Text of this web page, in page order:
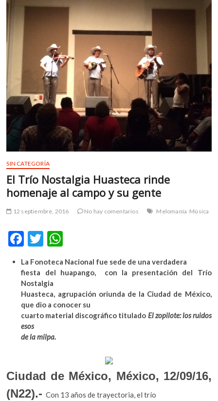
e
p
e
SIN CATEGORÍA
El Trío Nostalgia Huasteca rinde
homenaje al campo y su gente
12 septiembre, 2016 No hay comentarios Melomanía Música
F
ac
e
b
o
o
k
T
w
itt
er
h
at
A
p
La Fonoteca Nacional fue sede de una verdadera
fiesta del huapango, con la presentación del Trío
Nostalgia
Huasteca, agrupación oriunda de la Ciudad de México,
que dio a conocer su
cuarto material discográfico titulado El zopilote: los ruidos
esos
de la milpa.
Ciudad de México, México, 12/09/16,
(N22).-Con 13 años de trayectoria, el trío